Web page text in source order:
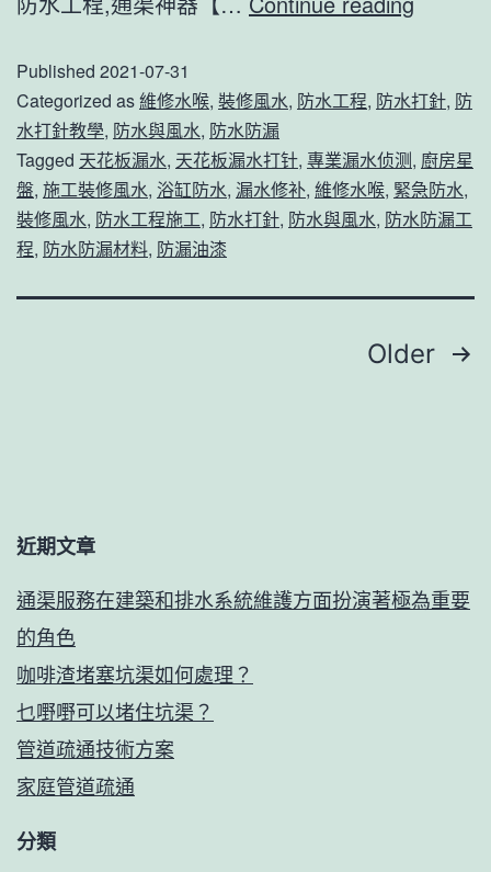
防
水
和
合
通
水
漏
水
通
渠,
湖
通
公
Published 2021-07-31
Categorized as維修水喉, 裝修風水, 防水工程, 防水打針, 防
水打針教學, 防水與風水, 防水防漏
Tagged 天花板漏水, 天花板漏水打针, 專業漏水侦测, 廚房星
盤, 施工裝修風水, 浴缸防水, 漏水修补, 維修水喉, 緊急防水,
裝修風水, 防水工程施工, 防水打針, 防水與風水, 防水防漏工
程, 防水防漏材料, 防漏油漆
Older
近期文章
通渠服務在建築和排水系統維護方面扮演著極為重要
的角色
咖啡渣堵塞坑渠如何處理？
乜嘢嘢可以堵住坑渠？
管道疏通技術方案
家庭管道疏通
分類